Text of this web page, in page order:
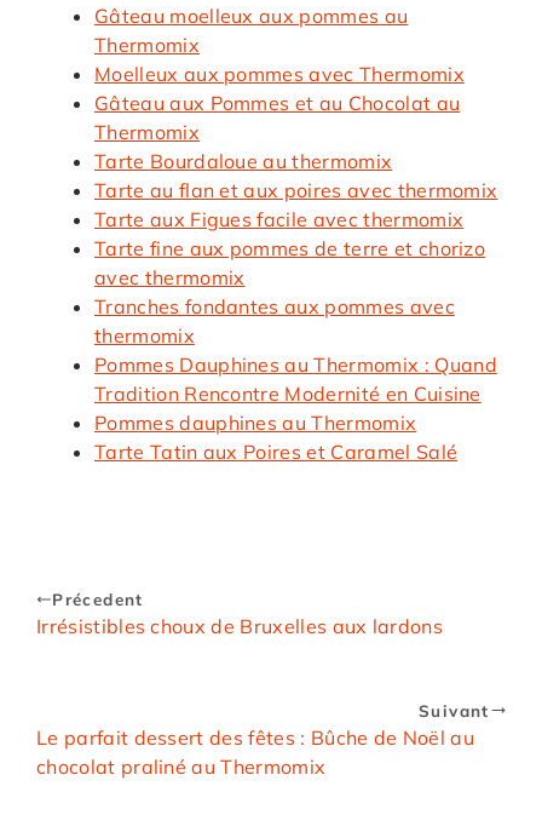
Gâteau moelleux aux pommes au
Thermomix
Moelleux aux pommes avec Thermomix
Gâteau aux Pommes et au Chocolat au
Thermomix
Tarte Bourdaloue au thermomix
Tarte au flan et aux poires avec thermomix
Tarte aux Figues facile avec thermomix
Tarte fine aux pommes de terre et chorizo
avec thermomix
Tranches fondantes aux pommes avec
thermomix
Pommes Dauphines au Thermomix : Quand
Tradition Rencontre Modernité en Cuisine
Pommes dauphines au Thermomix
Tarte Tatin aux Poires et Caramel Salé
Précedent
Irrésistibles choux de Bruxelles aux lardons
Suivant
Le parfait dessert des fêtes : Bûche de Noël au
chocolat praliné au Thermomix